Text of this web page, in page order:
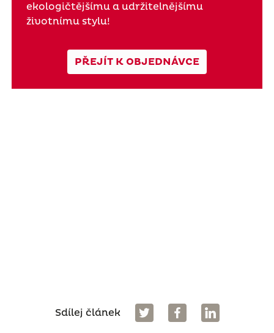
ekologičtějšímu a udržitelnějšímu
životnímu stylu!
PŘEJÍT K OBJEDNÁVCE
Sdílej článek